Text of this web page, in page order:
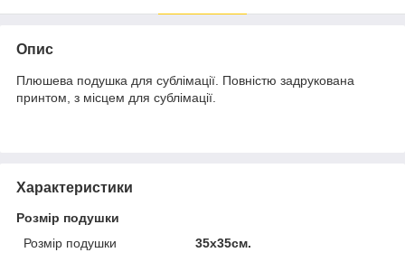
Опис
Плюшева подушка для сублімації. Повністю задрукована
принтом, з місцем для сублімації.
Характеристики
Розмір подушки
Розмір подушки
35х35см.